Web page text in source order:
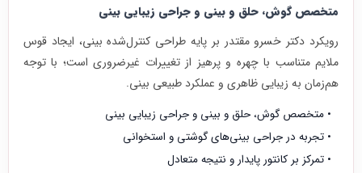
متخصص گوش، حلق و بینی و جراحی زیبایی بینی
رویکرد دکتر خسرو مقتدر بر پایه طراحی کنترل‌شده بینی، ایجاد قوس
ملایم متناسب با چهره و پرهیز از تغییرات غیرضروری است؛ با توجه
هم‌زمان به زیبایی ظاهری و عملکرد طبیعی بینی.
متخصص گوش، حلق و بینی و جراحی زیبایی بینی
تجربه در جراحی بینی‌های گوشتی و استخوانی
تمرکز بر کانتور پایدار و نتیجه متعادل